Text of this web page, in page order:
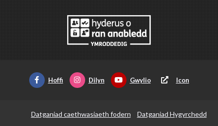
Hoffi Dilyn Gwylio Icon
Datganiad caethwasiaeth fodern
Datganiad Hygyrchedd